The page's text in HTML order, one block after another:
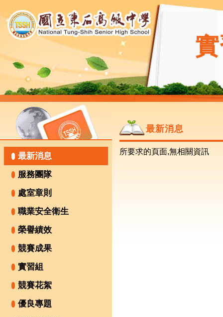
最新消息
服務團隊
處室章則
職業安全衛生
榮譽績效
競賽成果
實習組
競賽花絮
優良專題
最新消息
所要求的頁面,無相關資訊